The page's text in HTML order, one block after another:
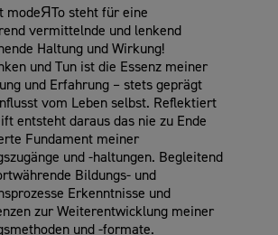
modeЯTo steht für eine
vermittelnde und lenkend
Haltung und Wirkung!
und Tun ist die Essenz meiner
und Erfahrung – stets geprägt
vom Leben selbst. Reflektiert
entsteht daraus das nie zu Ende
Fundament meiner
und -haltungen. Begleitend
Bildungs- und
Erkenntnisse und
zur Weiterentwicklung meiner
und -formate.